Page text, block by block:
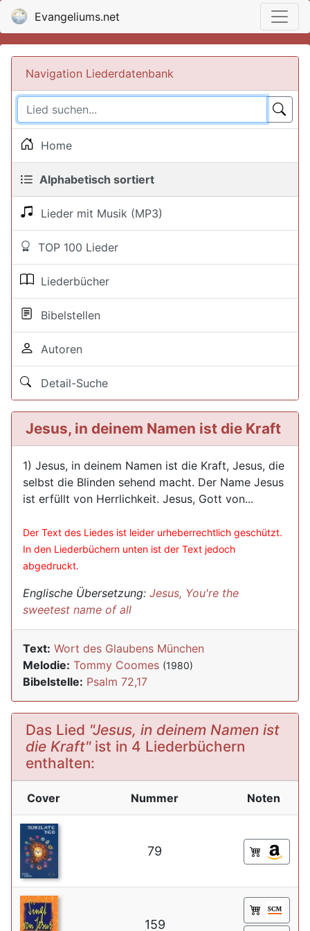
Evangeliums.net
Navigation Liederdatenbank
Home
Alphabetisch sortiert
Lieder mit Musik (MP3)
TOP 100 Lieder
Liederbücher
Bibelstellen
Autoren
Detail-Suche
Jesus, in deinem Namen ist die Kraft
1) Jesus, in deinem Namen ist die Kraft, Jesus, die
selbst die Blinden sehend macht. Der Name Jesus
ist erfüllt von Herrlichkeit. Jesus, Gott von...
Der Text des Liedes ist leider urheberrechtlich geschützt.
In den Liederbüchern unten ist der Text jedoch
abgedruckt.
Englische Übersetzung: Jesus, You're the
sweetest name of all
Text: Wort des Glaubens München
Melodie: Tommy Coomes (1980)
Bibelstelle: Psalm 72,17
Das Lied "Jesus, in deinem Namen ist
die Kraft"ist in 4 Liederbüchern
enthalten:
Cover Nummer Noten
79
159